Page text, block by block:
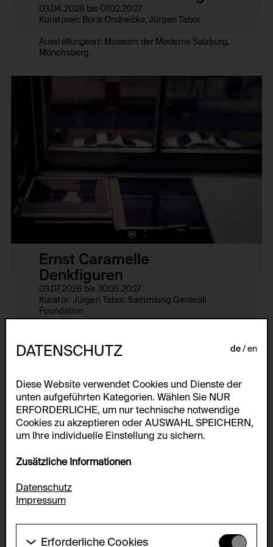
03.04.2026 bis 07.02.2027
Kuratoren: Boris Ondreička, Jürgen Tabor
Ausstellungsort: Museum der Moderne Salzburg,
Mönchsberg
Ernst Caramelle
Denkfiguren
03.07.2026 bis 30.05.2027
Kurator: Jürgen Tabor, Sammlung Generali
Foundation
Rupertinum, Generali Foundation
Studienzentrum
Sammlung alle ansehen
DATENSCHUTZ de en
Diese Website verwendet Cookies und Dienste der
unten aufgeführten Kategorien. Wählen Sie NUR
ERFORDERLICHE, um nur technische notwendige
Cookies zu akzeptieren oder AUSWAHL SPEICHERN,
um Ihre individuelle Einstellung zu sichern.
Zusätzliche Informationen
Datenschutz
Impressum
Erforderliche Cookies